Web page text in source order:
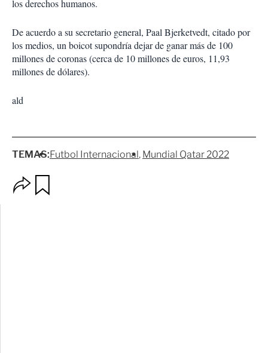
los derechos humanos.
De acuerdo a su secretario general, Paal Bjerketvedt, citado por
los medios, un boicot supondría dejar de ganar más de 100
millones de coronas (cerca de 10 millones de euros, 11,93
millones de dólares).
ald
TEMAS:Futbol Internacional Mundial Qatar 2022